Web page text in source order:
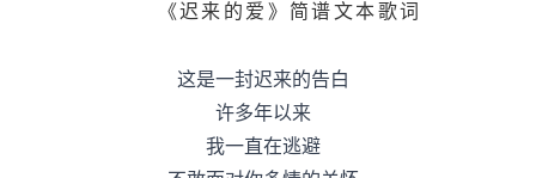
《迟来的爱》简谱文本歌词
这是一封迟来的告白
许多年以来
我一直在逃避